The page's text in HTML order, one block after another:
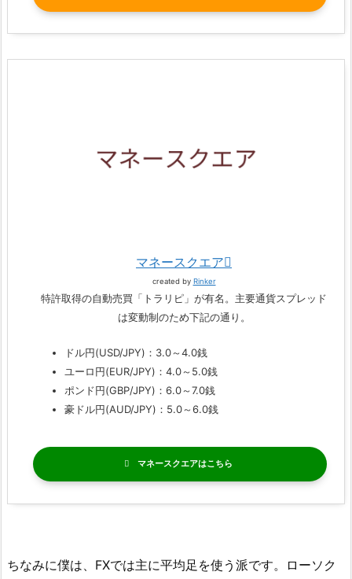
マネースクエア
created by Rinker
特許取得の自動売買「トラリピ」が有名。主要通貨スプレッド
は変動制のため下記の通り。
ドル円(USD/JPY)：3.0～4.0銭
ユーロ円(EUR/JPY)：4.0～5.0銭
ポンド円(GBP/JPY)：6.0～7.0銭
豪ドル円(AUD/JPY)：5.0～6.0銭
マネースクエア
ちなみに僕は、FXでは主に平均足を使う派です。ローソク